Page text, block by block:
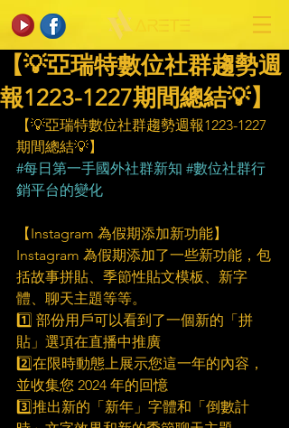
【💡亞瑞特數位社群趨勢週
報1223-1227期間總結💡】
【💡亞瑞特數位社群趨勢週報1223-1227
期間總結💡】
#每日第一手國外社群新知 #數位社群行
銷平台的變化
【Instagram 為假期添加新功能】
Instagram 為假期添加了一些新功能，包
括故事拼貼、季節性貼文模板、新字
體、聊天主題等等。
1️⃣ 部份用戶可以看到了一個新的「拼
貼」選項在直播中推廣
2️⃣在限時動態上展示您這一年的內容，
並收集您 2024 年的回憶
3️⃣推出新的「新年」字體和「倒數計